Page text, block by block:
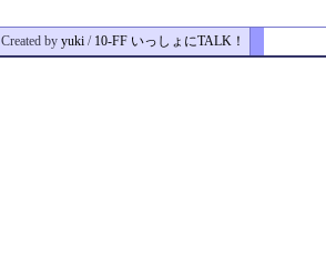
Created by yuki/ 10-FF いっしょにTALK！